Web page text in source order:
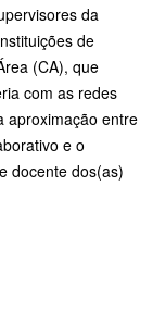
da
de
(CA), que
com as redes
aproximação entre
e o
docente dos(as)